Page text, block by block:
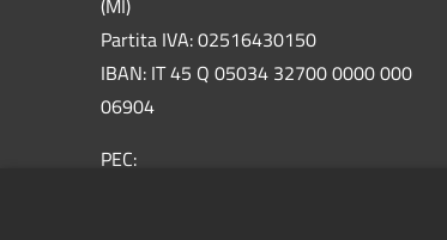
Partita IVA: 02516430150
IBAN: IT 45 Q 05034 32700 0000 000
06904
PEC: